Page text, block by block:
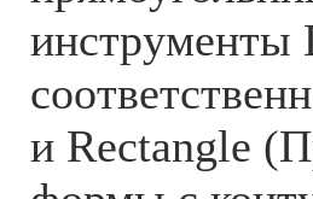
инструменты
и Rectangle